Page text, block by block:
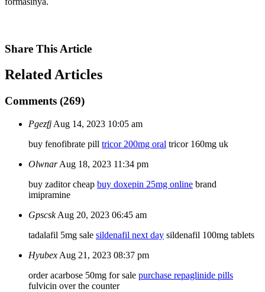
Share This Article
RelatedArticles
Comments (269)
Pgezfj Aug 14, 2023 10:05 am
buy fenofibrate pill tricor 200mg oral tricor 160mg uk
Olwnar Aug 18, 2023 11:34 pm
buy zaditor cheap buy doxepin 25mg online brand
imipramine
Gpscsk Aug 20, 2023 06:45 am
tadalafil 5mg sale sildenafil next day sildenafil 100mg tablets
Hyubex Aug 21, 2023 08:37 pm
order acarbose 50mg for sale purchase repaglinide pills
fulvicin over the counter